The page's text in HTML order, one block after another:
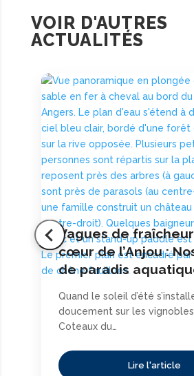
VOIR D'AUTRES
ACTUALITÉS
Vagues de
cœur de l’Anjou :
de paradis
Quand le soleil d’été
doucement sur les
Coteaux du…
Lire l'article